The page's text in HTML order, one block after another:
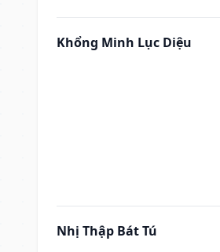
Khổng Minh Lục Diệu
Nhị Thập Bát Tú